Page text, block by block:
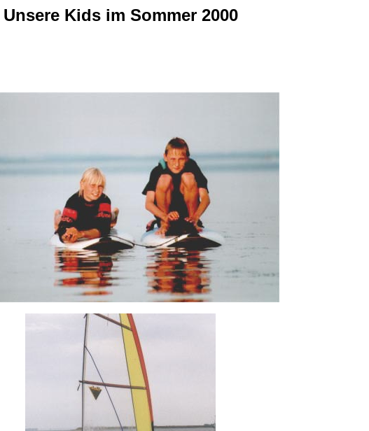
Unsere Kids im Sommer 2000